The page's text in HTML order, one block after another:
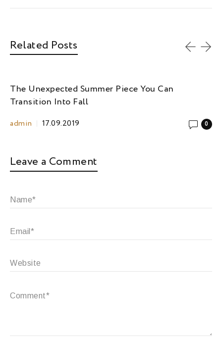
Related Posts
The Unexpected Summer Piece You Can
Transition Into Fall
admin 17.09.2019 0
Leave a Comment